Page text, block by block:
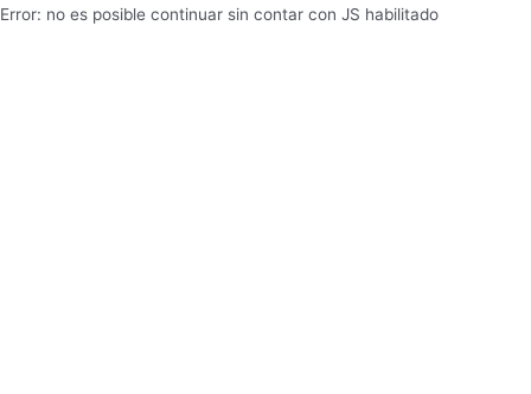
Error: no es posible continuar sin contar con JS habilitado